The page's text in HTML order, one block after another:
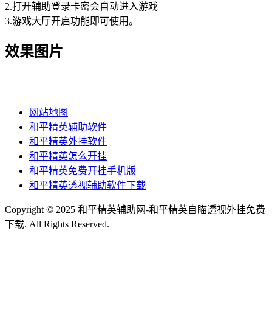
2.打开辅助登录卡密会自动进入游戏
3.游戏大厅开启功能即可使用。
效果图片
网站地图
和平精英辅助软件
和平精英外挂软件
和平精英怎么开挂
和平精英免费开挂手机版
和平精英透视辅助软件下载
Copyright © 2025 和平精英辅助网-和平精英自瞄透视外挂免费
下载. All Rights Reserved.